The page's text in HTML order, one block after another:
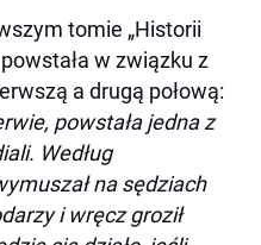
tomie „Historii
w związku z
a drugą połową:
powstała jedna z
Według
na sędziach
i wręcz groził